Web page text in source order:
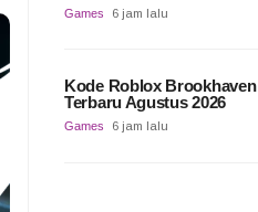
Games 6 jam lalu
Kode Roblox Brookhaven
Terbaru Agustus 2026
Games 6 jam lalu